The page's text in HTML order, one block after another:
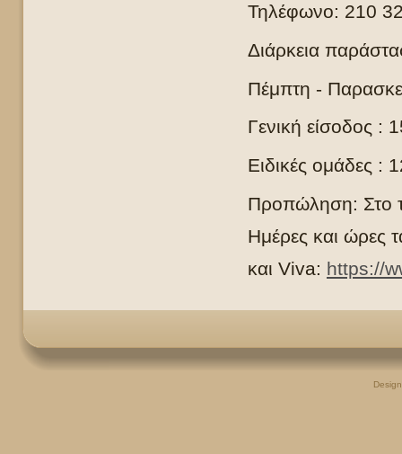
Τηλέφωνο: 210
Διάρκεια
Πέμπτη -
Γενική είσοδος :
Ειδικές ομάδες :
Προπώληση: Στο
Ημέρες και ώρες
και Viva: https://